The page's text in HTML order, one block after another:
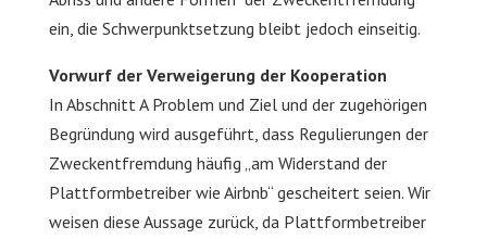
ein, die Schwerpunktsetzung bleibt jedoch einseitig.
Vorwurf der Verweigerung der Kooperation
In Abschnitt A Problem und Ziel und der zugehörigen
Begründung wird ausgeführt, dass Regulierungen der
Zweckentfremdung häufig „am Widerstand der
Plattformbetreiber wie Airbnb“ gescheitert seien. Wir
weisen diese Aussage zurück, da Plattformbetreiber